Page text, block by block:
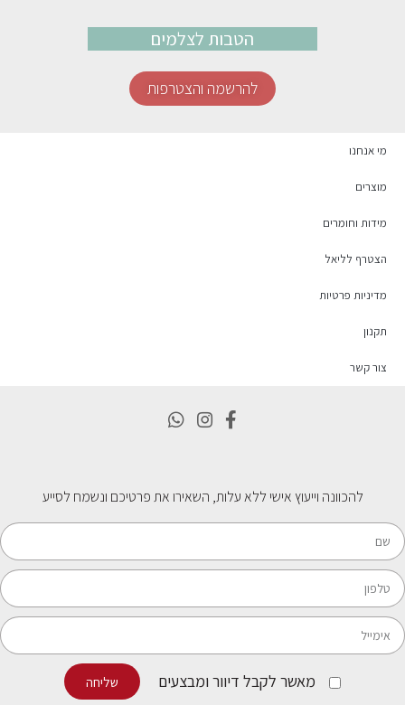
הטבות לצלמים
להרשמה והצטרפות
מי אנחנו
מוצרים
מידות וחומרים
הצטרף לליאל
מדיניות פרטיות
תקנון
צור קשר
להכוונה וייעוץ אישי ללא עלות, השאירו את פרטיכם ונשמח לסייע
מאשר לקבל דיוור ומבצעים שליחה